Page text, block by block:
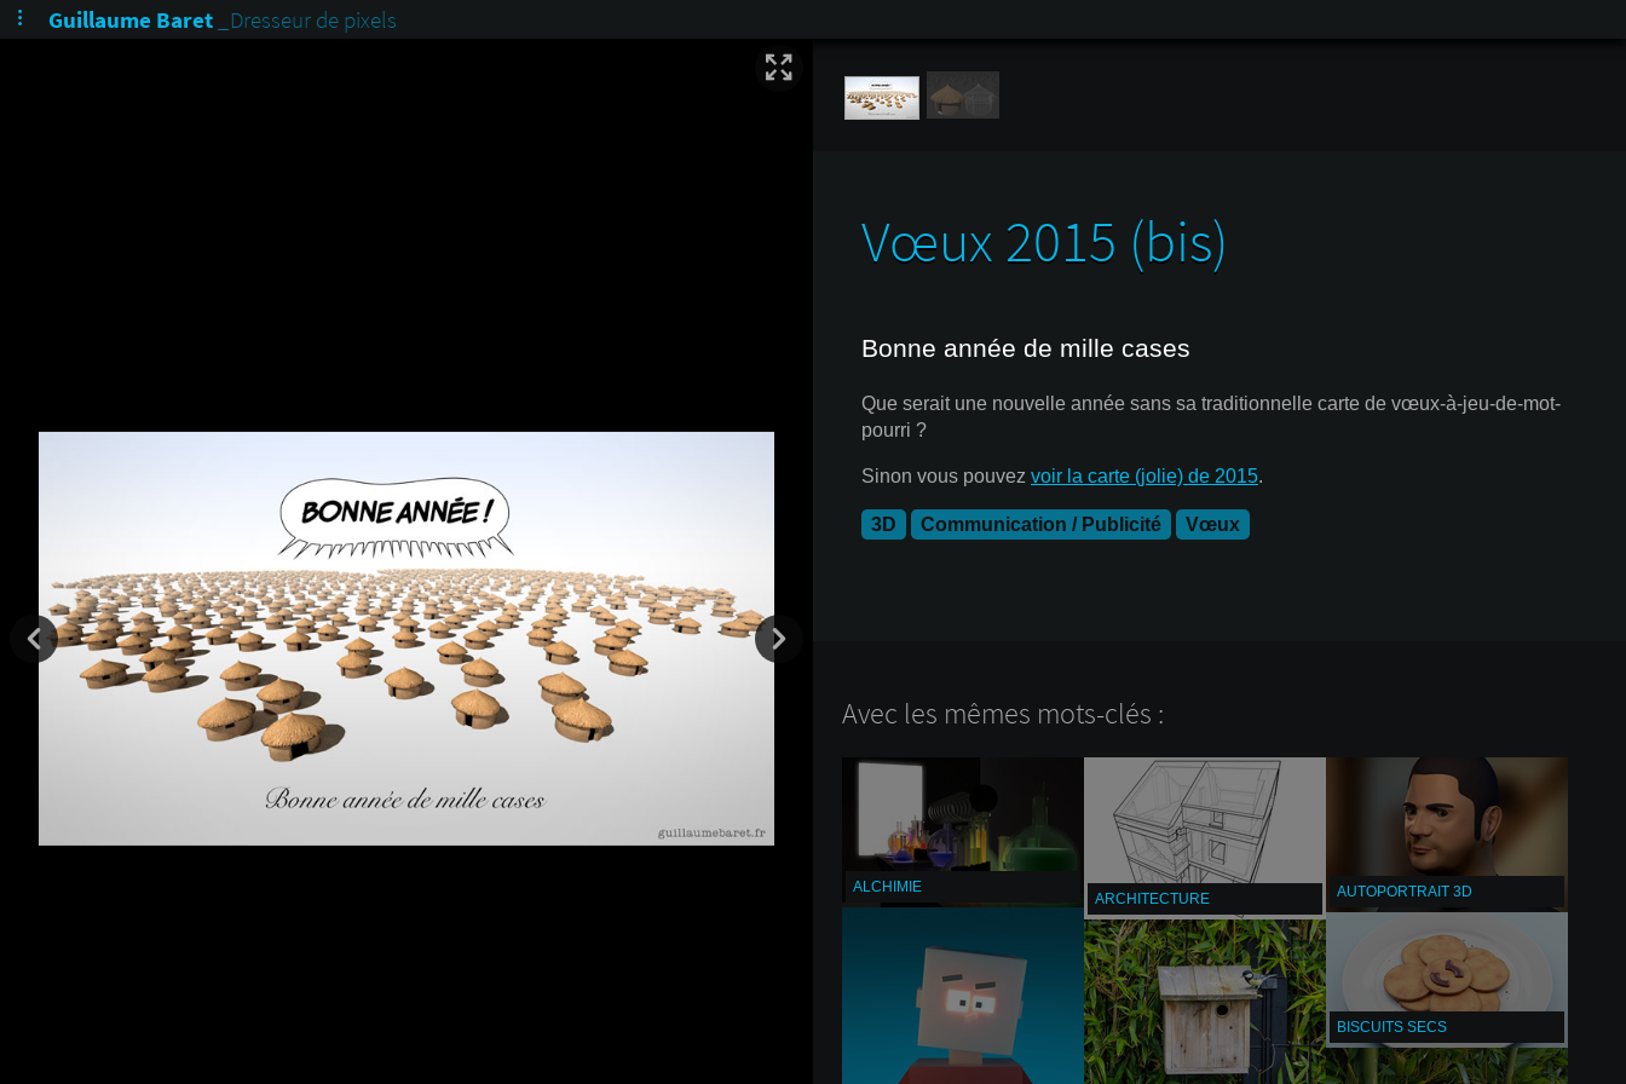
Guillaume Baret _Dresseur de pixels
Vœux 2015 (bis)
Bonne année de mille cases
Que serait une nouvelle année sans sa traditionnelle carte de vœux-à-jeu-de-mot-
pourri ?
Sinon vous pouvez voir la carte (jolie) de 2015.
3D Communication / Publicité Vœux
Avec les mêmes mots-clés :
ALCHIMIE
ARCHITECTURE AUTOPORTRAIT 3D
BISCUITS SECS